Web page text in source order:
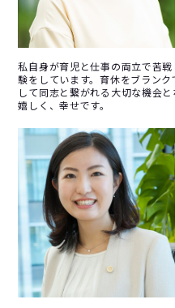
私自身が育児と仕事の両立で苦
験をしています。育休をブラン
して同志と繋がれる大切な機会
嬉しく、幸せです。